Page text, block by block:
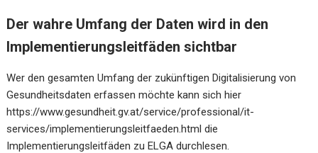
Der wahre Umfang der Daten wird in den
Implementierungsleitfäden sichtbar
Wer den gesamten Umfang der zukünftigen Digitalisierung von
Gesundheitsdaten erfassen möchte kann sich hier
https://www.gesundheit.gv.at/service/professional/it-
services/implementierungsleitfaeden.html die
Implementierungsleitfäden zu ELGA durchlesen.